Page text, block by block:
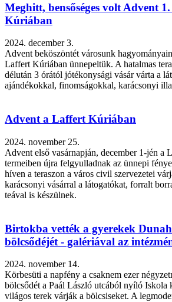
Meghitt, bensőséges volt Advent
Kúriában
2024. december 3.
Advent beköszöntét városunk
Laffert Kúriában ünnepeltük. A hatalmas
délután 3 órától jótékonysági vásár várta a
ajándékokkal, finomságokkal, karácsonyi
Advent a Laffert Kúriában
2024. november 25.
Advent első vasárnapján, december 1-jén a
termeiben újra felgyulladnak az ünnepi
híven a teraszon a város civil szervezetei
karácsonyi vásárral a látogatókat, forralt
teával is készülnek.
Birtokba vették a gyerekek
bölcsődéjét - galériával az
2024. november 14.
Körbesüti a napfény a csaknem ezer
bölcsődét a Paál László utcából nyíló Iskola
világos terek várják a bölcsiseket. A